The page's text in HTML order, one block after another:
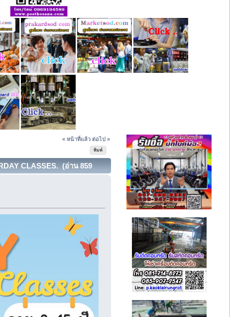
« หน้าที่แล้ว ต่อไป »
พิมพ์
CLASSES. (อ่าน 859